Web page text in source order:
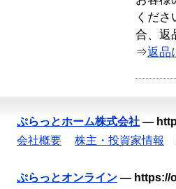
くだ
合、返
⇒返品
ぷらっとホーム株式会社 —
会社概要
株主・投資家情報
ぷらっとオンライン — https://